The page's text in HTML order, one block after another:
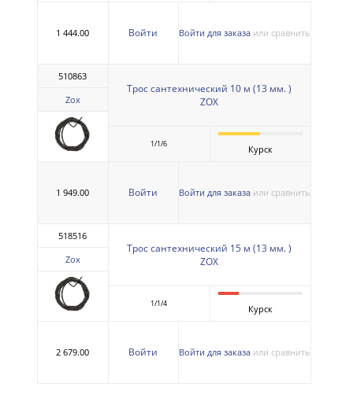
1 444.00 Войти Войти для заказа или сравнить
510863
Zox
Трос сантехнический 10 м (13 мм. )
ZOX
1/1/6 Курск
1 949.00 Войти Войти для заказа или сравнить
518516
Zox
Трос сантехнический 15 м (13 мм. )
ZOX
1/1/4 Курск
2 679.00 Войти Войти для заказа или сравнить